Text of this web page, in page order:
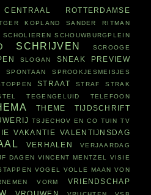
ROTTERDAMSE
KOPLAND
SANDER RITMAN
SCHOLIEREN SCHOUWBURGPLEIN
SCHRIJVEN SCROOGE
SLOGAN
SNEAK PREVIEW
SPONTAAN SPROOKJESMEISJES
STRAAT STRAF
STRAK
TEGENGELUID
TELEFOON
THEME
TIJDSCHRIFT
TSJECHOV EN CO TUIN TV
VAKANTIE VALENTIJNSDAG
VERHALEN VERJAARDAG
DAGEN VINCENT MENTZEL
VISIE
VOGEL VOLLE MAAN VON
VORM VRIENDSCHAP
VROUWEN